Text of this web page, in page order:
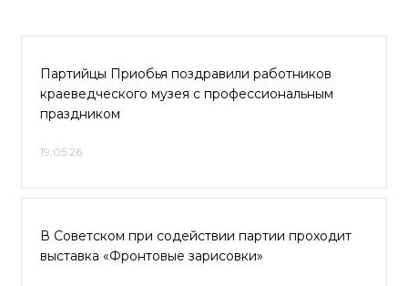
Партийцы Приобья поздравили работников
краеведческого музея с профессиональным
праздником
19.05.26
В Советском при содействии партии проходит
выставка «Фронтовые зарисовки»